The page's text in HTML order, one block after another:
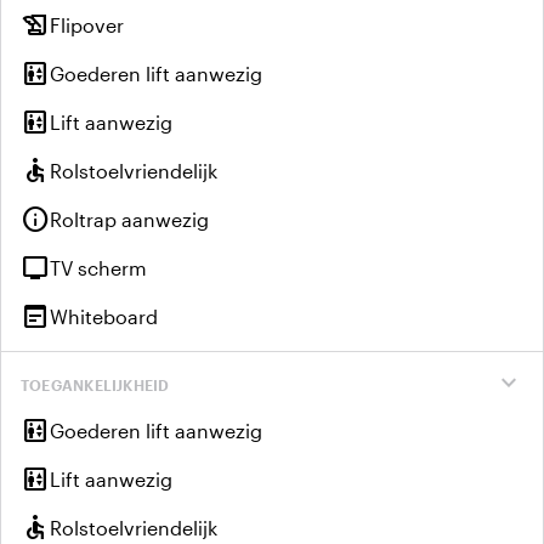
history_edu Flipover
elevatorGoederen lift aanwezig
elevator Lift aanwezig
accessible Rolstoelvriendelijk
infoRoltrap aanwezig
tvTV scherm
wysiwygWhiteboard
expand_more
TOEGANKELIJKHEID
elevatorGoederen lift aanwezig
elevator Lift aanwezig
accessible Rolstoelvriendelijk